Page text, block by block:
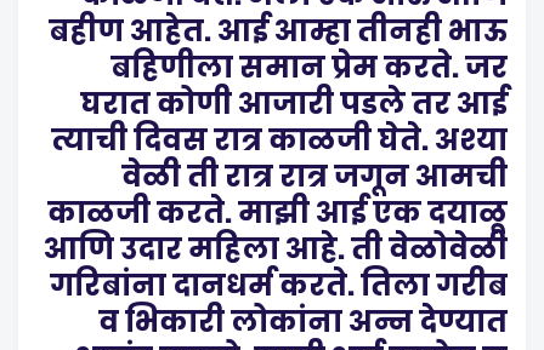
बहीण आहेत. आई आम्हा तीनही भाऊ
बहिणीला समान प्रेम करते. जर
घरात कोणी आजारी पडले तर आई
त्याची दिवस रात्र काळजी घेते. अश्या
वेळी ती रात्र रात्र जगून आमची
काळजी करते. माझी आई एक दयाळू
आणि उदार महिला आहे. ती वेळोवेळी
गरिबांना दानधर्म करते. तिला गरीब
व भिकारी लोकांना अन्न देण्यात